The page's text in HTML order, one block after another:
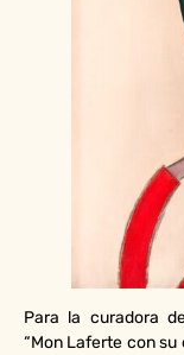
Para la curadora
“Mon Laferte con su